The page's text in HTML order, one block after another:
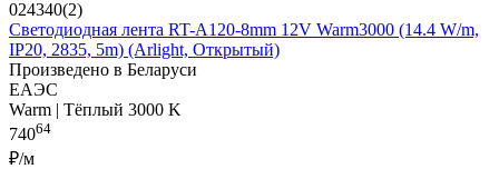
024340(2)
Светодиодная лента RT-A120-8mm 12V Warm3000 (14.4 W/m,
IP20, 2835, 5m) (Arlight, Открытый)
Произведено в Беларуси
ЕАЭС
Warm | Тёплый 3000 K
74064
₽/м